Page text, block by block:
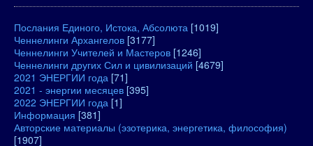
Послания Единого, Истока, Абсолюта [1019]
Ченнелинги Архангелов [3177]
Ченнелинги Учителей и Мастеров [1246]
Ченнелинги других Сил и цивилизаций [4679]
2021 ЭНЕРГИИ года [71]
2021 - энергии месяцев [395]
2022 ЭНЕРГИИ года [1]
Информация [381]
Авторские материалы (эзотерика, энергетика, философия)
[1907]